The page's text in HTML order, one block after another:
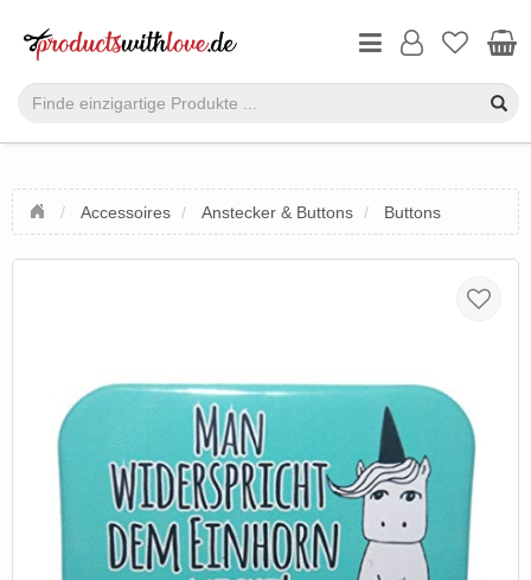
Accessoires Anstecker & Buttons Buttons